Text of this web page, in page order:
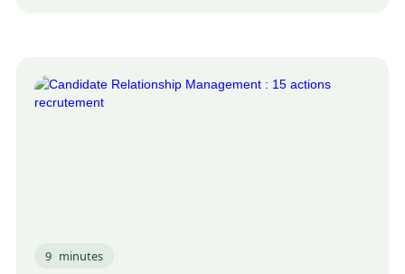
9 minutes